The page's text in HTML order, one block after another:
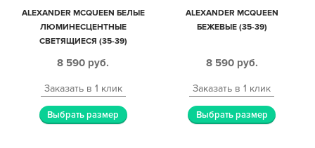
ALEXANDER MCQUEEN БЕЛЫЕ
ЛЮМИНЕСЦЕНТНЫЕ
СВЕТЯЩИЕСЯ (35-39)
8 590 руб.
Заказать в 1 клик
Выбрать размер
ALEXANDER MCQUEEN
БЕЖЕВЫЕ (35-39)
8 590 руб.
Заказать в 1 клик
Выбрать размер